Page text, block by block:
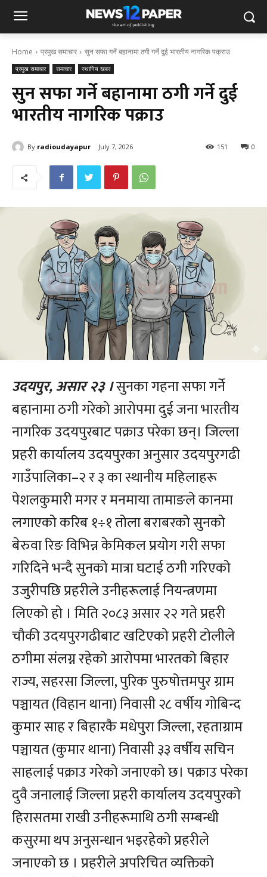
Home प्रमुख समाचार सुन सफा गर्ने बहानामा ठगी गर्ने दुई भारतीय नागरिक पक्राउ
प्रमुख समाचार समाचार स्थानिय खबर
सुन सफा गर्ने बहानामा ठगी गर्ने दुई
भारतीय नागरिक पक्राउ
By radioudayapur July 7, 2026 0
151
उदयपुर, असार २३ ।सुनका गहना सफा गर्ने
बहानामा ठगी गरेको आरोपमा दुई जना भारतीय
नागरिक उदयपुरबाट पक्राउ परेका छन्। जिल्ला
प्रहरी कार्यालय उदयपुरका अनुसार उदयपुरगढी
गाउँपालिका–२ र ३ का स्थानीय महिलाहरू
पेशलकुमारी मगर र मनमाया तामाङले कानमा
लगाएको करिब १÷१ तोला बराबरको सुनको
बेरुवा रिङ विभिन्न केमिकल प्रयोग गरी सफा
गरिदिने भन्दै सुनको मात्रा घटाई ठगी गरिएको
उजुरीपछि प्रहरीले उनीहरूलाई नियन्त्रणमा
लिएको हो । मिति २०८३ असार २२ गते प्रहरी
चौकी उदयपुरगढीबाट खटिएको प्रहरी टोलीले
ठगीमा संलग्न रहेको आरोपमा भारतको बिहार
राज्य, सहरसा जिल्ला, पुरिक पुरुषोत्तमपुर ग्राम
पञ्चायत (विहान थाना) निवासी २८ वर्षीय गोबिन्द
कुमार साह र बिहारकै मधेपुरा जिल्ला, रहताग्राम
पञ्चायत (कुमार थाना) निवासी ३३ वर्षीय सचिन
साहलाई पक्राउ गरेको जनाएको छ। पक्राउ परेका
दुवै जनालाई जिल्ला प्रहरी कार्यालय उदयपुरको
हिरासतमा राखी उनीहरूमाथि ठगी सम्बन्धी
कसुरमा थप अनुसन्धान भइरहेको प्रहरीले
जनाएको छ । प्रहरीले अपरिचित व्यक्तिको